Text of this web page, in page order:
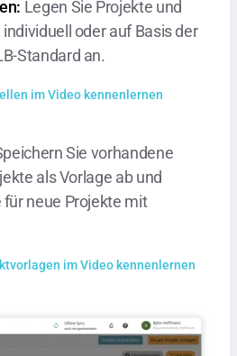
Legen Sie Projekte und
oder auf Basis der
Standard an.
im Video kennenlernen
Sie vorhandene
als Vorlage ab und
neue Projekte mit
im Video kennenlernen